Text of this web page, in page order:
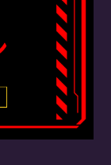
瀬１０−１